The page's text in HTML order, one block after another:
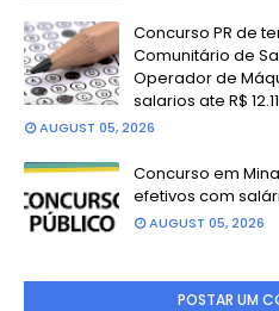
Concurso PR de
Comunitário de
Operador de
salarios ate R$
AUGUST 05, 2026
Concurso em
efetivos com
AUGUST 05, 2026
POSTAR UM